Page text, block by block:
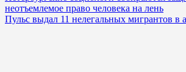
неотъемлемое право человека на лень
Пульс выдал 11 нелегальных мигрантов в